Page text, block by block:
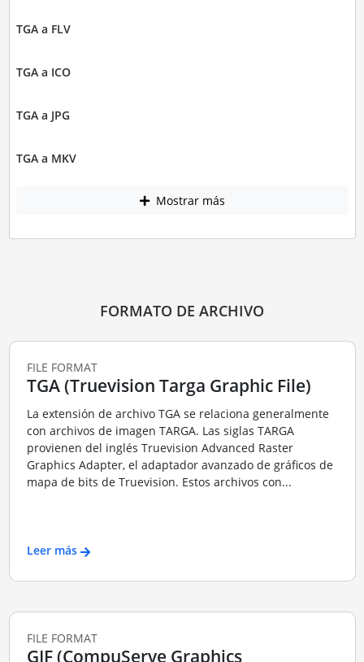
TGA a FLV
TGA a ICO
TGA a JPG
TGA a MKV
Mostrar más
FORMATO DE ARCHIVO
FILE FORMAT
TGA (Truevision Targa Graphic File)
La extensión de archivo TGA se relaciona generalmente
con archivos de imagen TARGA. Las siglas TARGA
provienen del inglés Truevision Advanced Raster
Graphics Adapter, el adaptador avanzado de gráficos de
mapa de bits de Truevision. Estos archivos con...
Leer más
FILE FORMAT
GIF (CompuServe Graphics